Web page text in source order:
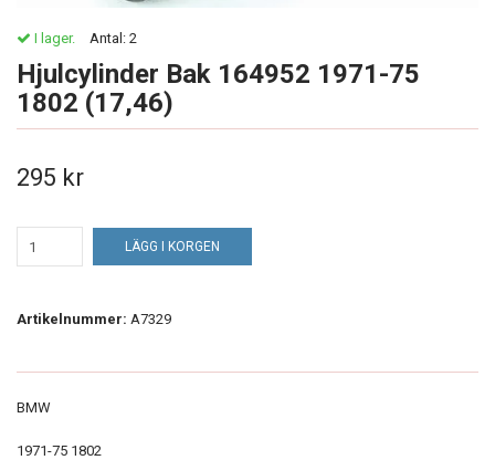
I lager. Antal: 2
Hjulcylinder Bak 164952 1971-75
1802 (17,46)
295 kr
LÄGG I KORGEN
Artikelnummer: A7329
BMW
1971-75 1802